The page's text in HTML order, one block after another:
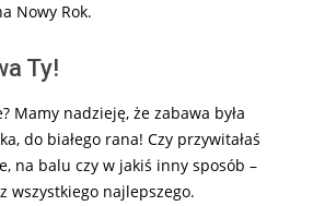
Nowy Rok.
Ty!
Mamy nadzieję, że zabawa była
do białego rana! Czy przywitałaś
na balu czy w jakiś inny sposób –
wszystkiego najlepszego.